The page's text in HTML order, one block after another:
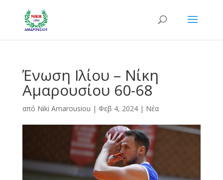
Ένωση Ιλίου – Νίκη
Αμαρουσίου 60-68
από Niki Amarousiou | Φεβ 4, 2024| Νέα